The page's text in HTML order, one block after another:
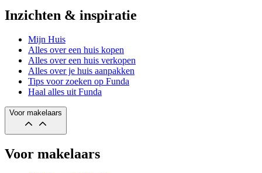
Inzichten & inspiratie
Mijn Huis
Alles over een huis kopen
Alles over een huis verkopen
Alles over je huis aanpakken
Tips voor zoeken op Funda
Haal alles uit Funda
Voor makelaars
Voor makelaars